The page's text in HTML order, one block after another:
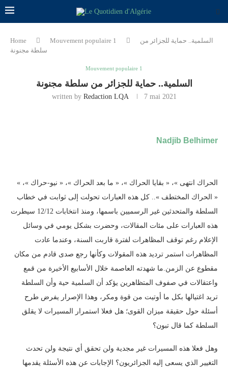
Home Mouvement populaire 1
السلمية.. حماية للجزائر من
سلطة مجنونة
Mouvement populaire 1
السلمية.. حماية للجزائر من سلطة مجنونة
written by Redaction LQA 7 mai 2021
Nadjib Belhimer
« الحراك انتهى »، « بقايا الحراك »، « ما بعد الحراك »، « نيو-حراك »،
« الحراك المختطف ».. كل هذه العبارات تحولت إلى ثوابت في خطاب
السلطة والمتحدثين غير الرسميين باسمها، ومنذ انتخابات 12/12 سيطرت
هذه العبارات على مئات المقالات، وحضرت بشكل يومي في وسائل
الإعلام رغم توقف المظاهرات لفترة قاربت السنة، وعندما عادت
المظاهرات استمر ترديد هذه المقولات وكأنها رجع صدى قادم من مكان
مقطوع عن الزمن.ما شهدته العاصمة خلال الأسابيع الأخيرة من قمع
واعتقالات في صفوف المتظاهرين يؤكد أن السلمية حية وأن السلطة
تريد اغتيالها بكل ما أوتيت من قوة ومكر، وهذا الإصرار يفرض طرح
أسئلة حول حقيقة ميزان القوى؛ هل فعلا استمرار المسيرات لا يقلق
السلطة كما قال تبون؟
وهل فعلا هذه المسيرات غير مجدية ولن تحقق أي نتيجة ولن تحدث
التغيير الذي يسعى إليه الجزائريون؟ الإجابات عن هذه الأسئلة يقدمها